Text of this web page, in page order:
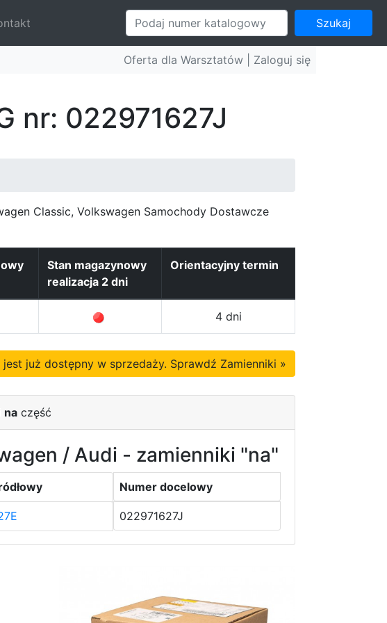
Szukaj
Oferta dla Warsztatów | Zaloguj się
nr: 022971627J
Classic, Volkswagen Samochody Dostawcze
Stan magazynowy
realizacja 2 dni
Orientacyjny termin
4 dni
już dostępny w sprzedaży. Sprawdź Zamienniki »
na część
/ Audi - zamienniki "na"
Numer docelowy
022971627J